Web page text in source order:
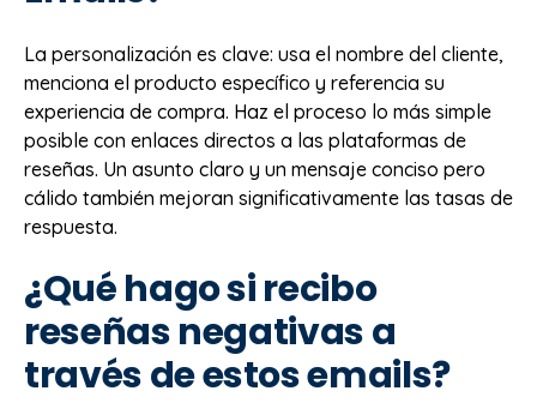
La personalización es clave: usa el nombre del cliente,
menciona el producto específico y referencia su
experiencia de compra. Haz el proceso lo más simple
posible con enlaces directos a las plataformas de
reseñas. Un asunto claro y un mensaje conciso pero
cálido también mejoran significativamente las tasas de
respuesta.
¿Qué hago si recibo
reseñas negativas a
través de estos emails?